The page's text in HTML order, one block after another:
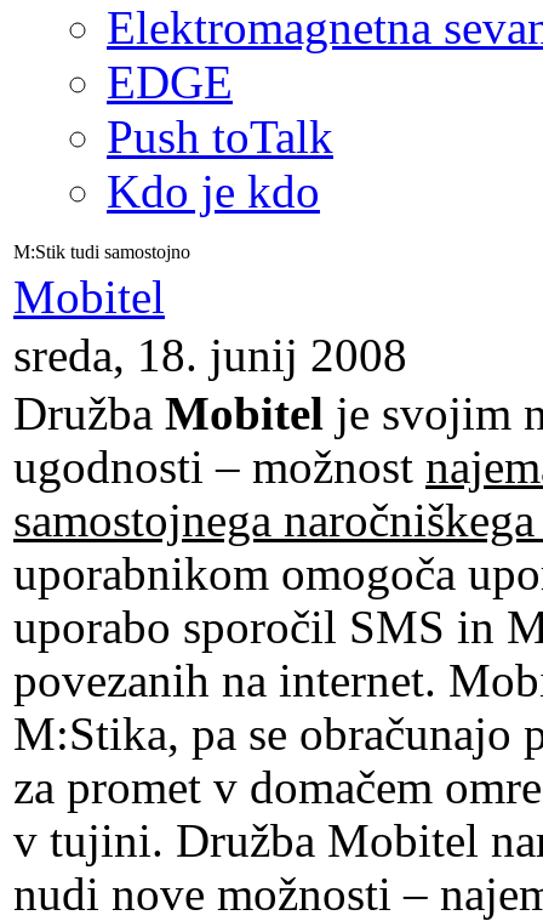
Elektromagnetna
EDGE
Push toTalk
Kdo je kdo
M:Stik tudi samostojno
Mobitel
sreda, 18. junij 2008
Družba Mobitel je svojim
ugodnosti – možnost
samostojnega
uporabnikom omogoča
uporabo sporočil SMS in
povezanih na internet.
M:Stika, pa se obračunajo
za promet v domačem
v tujini. Družba Mobitel
nudi nove možnosti –